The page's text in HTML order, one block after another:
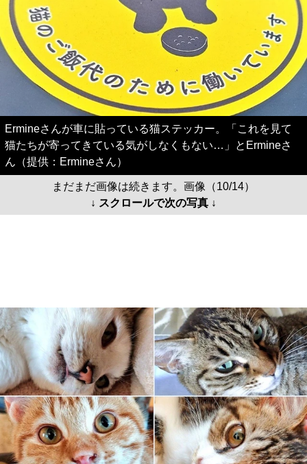
Ermineさんが車に貼っている猫ステッカー。「これを見て
猫たちが寄ってきている気がしなくもない…」とErmineさ
ん（提供：Ermineさん）
まだまだ画像は続きます。画像（10/14）
↓ スクロールで次の写真 ↓